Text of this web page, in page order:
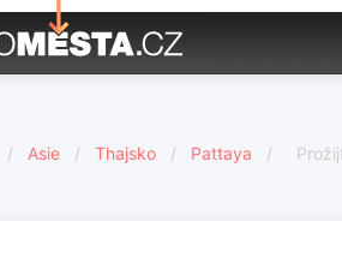
/ Asie / Thajsko / Pattaya /